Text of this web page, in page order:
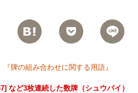
『牌の組み合わせに関する用語』
など3枚連続した数牌（シュウパイ）